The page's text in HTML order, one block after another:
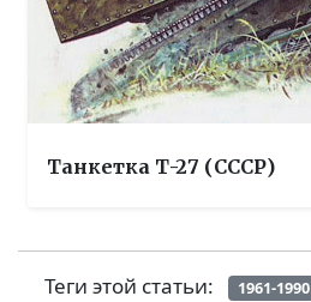
Танкетка Т-27 (СССР)
Теги этой статьи: 1961-1990